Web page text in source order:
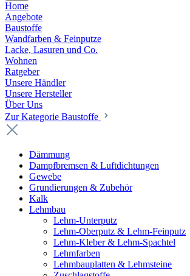
Home
Angebote
Baustoffe
Wandfarben & Feinputze
Lacke, Lasuren und Co.
Wohnen
Ratgeber
Unsere Händler
Unsere Hersteller
Über Uns
Zur Kategorie Baustoffe
Dämmung
Dampfbremsen & Luftdichtungen
Gewebe
Grundierungen & Zubehör
Kalk
Lehmbau
Lehm-Unterputz
Lehm-Oberputz & Lehm-Feinputz
Lehm-Kleber & Lehm-Spachtel
Lehmfarben
Lehmbauplatten & Lehmsteine